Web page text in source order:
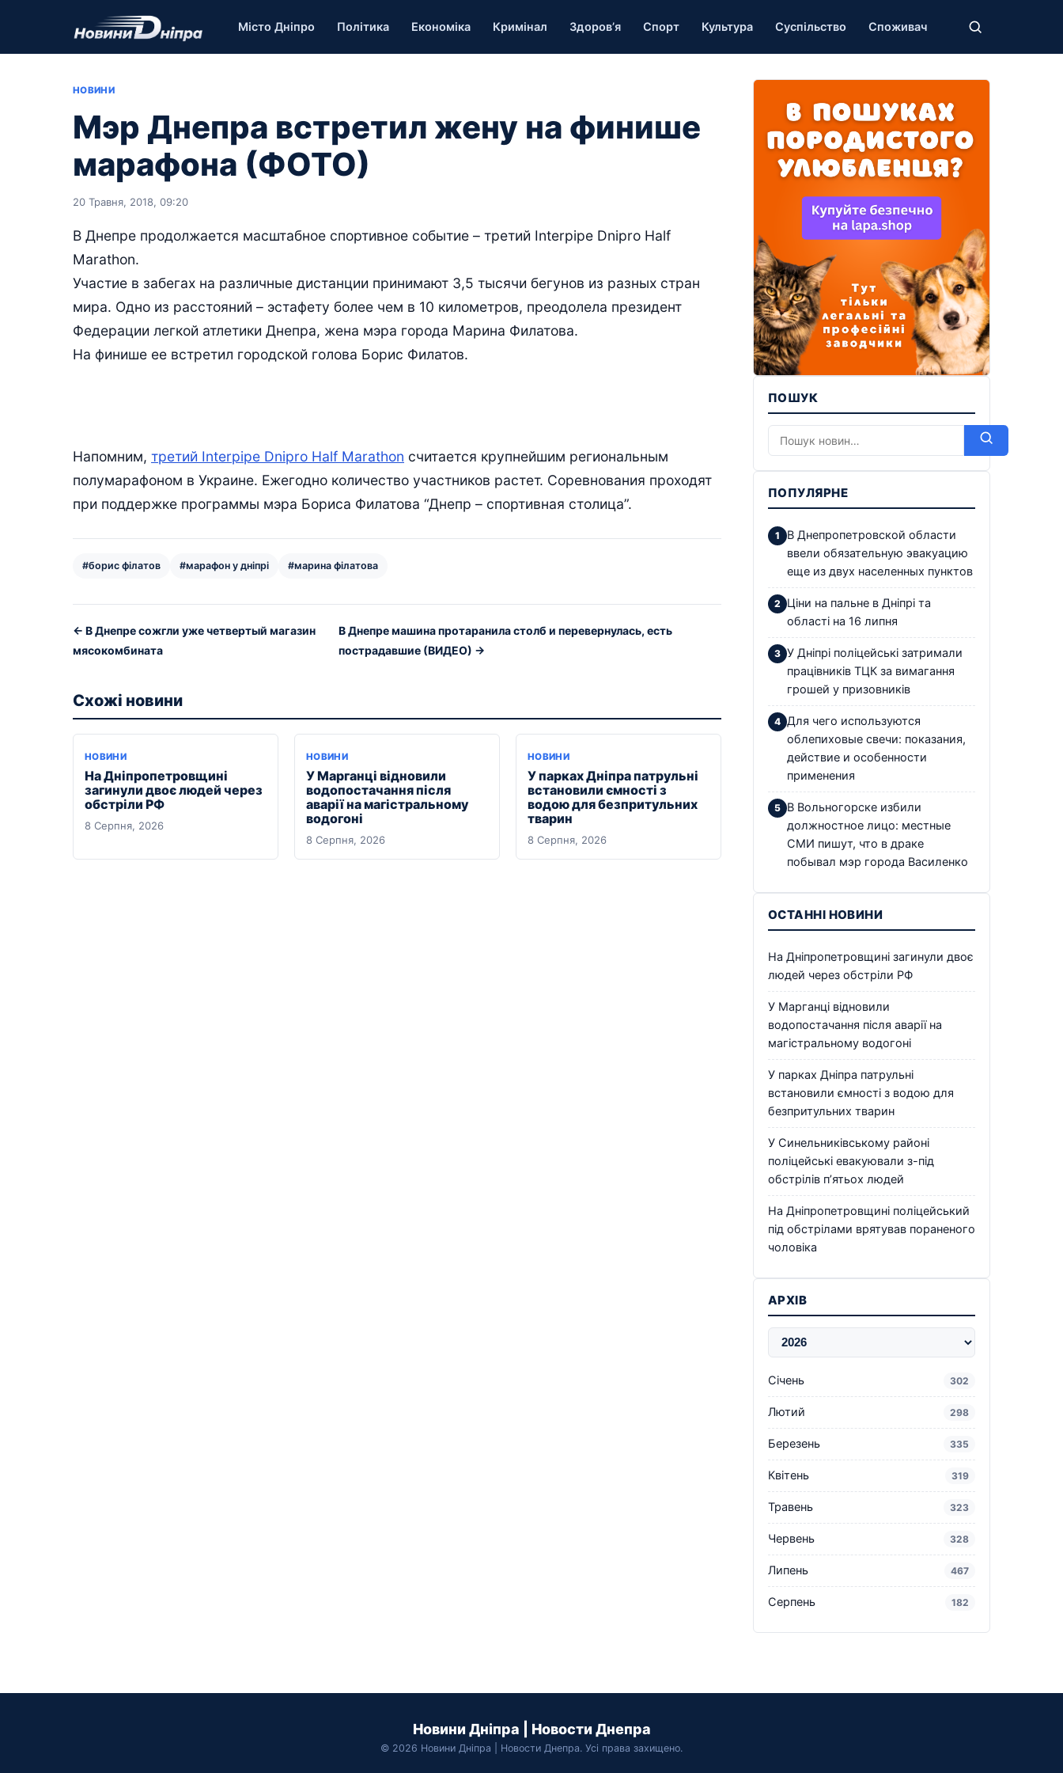
Місто Дніпро Політика Економіка Кримінал Здоров’я Спорт Культура Суспільство Споживач
НОВИНИ
Мэр Днепра встретил жену на финише
марафона (ФОТО)
20 Травня, 2018, 09:20
В Днепре продолжается масштабное спортивное событие – третий Interpipe Dnipro Half
Marathon.
Участие в забегах на различные дистанции принимают 3,5 тысячи бегунов из разных стран
мира. Одно из расстояний – эстафету более чем в 10 километров, преодолела президент
Федерации легкой атлетики Днепра, жена мэра города Марина Филатова.
На финише ее встретил городской голова Борис Филатов.
Напомним, третий Interpipe Dnipro Half Marathon считается крупнейшим региональным
полумарафоном в Украине. Ежегодно количество участников растет. Соревнования проходят
при поддержке программы мэра Бориса Филатова “Днепр – спортивная столица”.
#борис філатов #марафон у дніпрі #марина філатова
← В Днепре сожгли уже четвертый магазин
мясокомбината
В Днепре машина протаранила столб и перевернулась, есть
пострадавшие (ВИДЕО) →
Схожі новини
НОВИНИ
На Дніпропетровщині
загинули двоє людей через
обстріли РФ
8 Серпня, 2026
НОВИНИ
У Марганці відновили
водопостачання після
аварії на магістральному
водогоні
8 Серпня, 2026
НОВИНИ
У парках Дніпра патрульні
встановили ємності з
водою для безпритульних
тварин
8 Серпня, 2026
ПОШУК
ПОПУЛЯРНЕ
В Днепропетровской области
ввели обязательную эвакуацию
еще из двух населенных пунктов
Ціни на пальне в Дніпрі та
області на 16 липня
У Дніпрі поліцейські затримали
працівників ТЦК за вимагання
грошей у призовників
Для чего используются
облепиховые свечи: показания,
действие и особенности
применения
В Вольногорске избили
должностное лицо: местные
СМИ пишут, что в драке
побывал мэр города Василенко
ОСТАННІ НОВИНИ
На Дніпропетровщині загинули двоє
людей через обстріли РФ
У Марганці відновили
водопостачання після аварії на
магістральному водогоні
У парках Дніпра патрульні
встановили ємності з водою для
безпритульних тварин
У Синельниківському районі
поліцейські евакуювали з-під
обстрілів п’ятьох людей
На Дніпропетровщині поліцейський
під обстрілами врятував пораненого
чоловіка
АРХІВ
Січень 302
Лютий 298
Березень 335
Квітень 319
Травень 323
Червень 328
Липень 467
Серпень 182
Новини Дніпра | Новости Днепра
© 2026 Новини Дніпра | Новости Днепра. Усі права захищено.